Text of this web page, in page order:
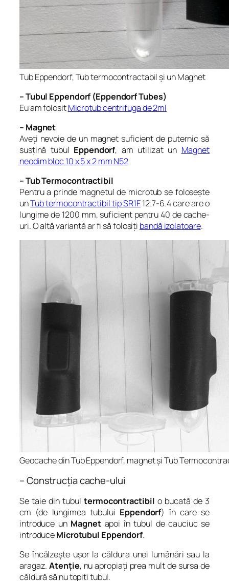
Tub Eppendorf, Tub termocontractabil și un Magnet
– Tubul Eppendorf (Eppendorf Tubes)
Eu am folositMicrotub centrifuga de 2ml
– Magnet
Aveți nevoie de un magnet suficient de puternic să
susțină tubul Eppendorf, am utilizat un Magnet
neodim bloc 10 x 5 x 2 mm N52
– Tub Termocontractibil
Pentru a prinde magnetul de microtub se folosește
unTub termocontractibil tip SR1F12.7-6.4 care are o
lungime de 1200 mm, suficient pentru 40 de cache-
uri. O altă variantă ar fi să folosiți bandă izolatoare.
Geocache din Tub Eppendorf, magnet și Tub
– Construcția cache-ului
Se taie din tubultermocontractibil o bucată de 3
cm (de lungimea tubului Eppendorf) în care se
introduce un Magnetapoi în tubul de cauciuc se
introduceMicrotubul Eppendorf.
Se încălzește ușor la căldura unei lumânări sau la
aragaz.Atenție, nu apropiați prea mult de sursa de
căldură să nu topiți tubul.